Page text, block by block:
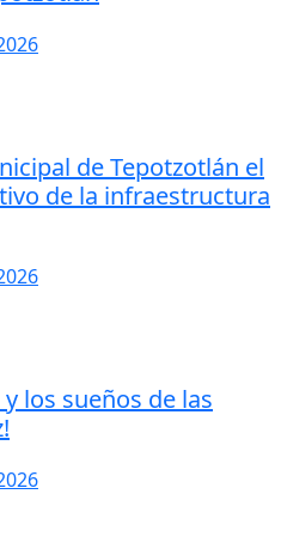
de Tepotzotlán el
de la infraestructura
los sueños de las